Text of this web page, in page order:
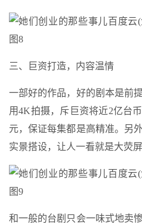
三、巨资打造，内容温情
一部好的作品，好的剧本是前
用4K拍摄，斥巨资将近2亿台
元，保证每集都是高精准。另
实景搭设，让人一看就是大荧屏
和一般的台剧只会一味式地卖